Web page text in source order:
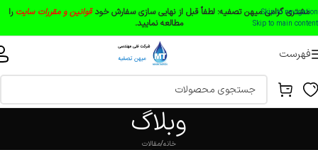
Skip to navigation
Skip to main content
مشتری گرامی میهن تصفیه: لطفاً قبل از نهایی سازی سفارش خودقوانین و مقررات سایت را
مطالعه نمایید.
فهرست
وبلاگ
خانه مقالات